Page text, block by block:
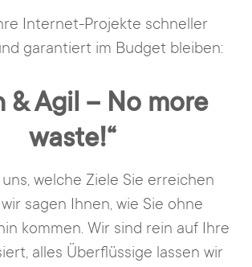
Internet-Projekte schneller
garantiert im Budget bleiben:
& Agil – No more
waste!“
welche Ziele Sie erreichen
sagen Ihnen, wie Sie ohne
kommen. Wir sind rein auf Ihre
alles Überflüssige lassen wir